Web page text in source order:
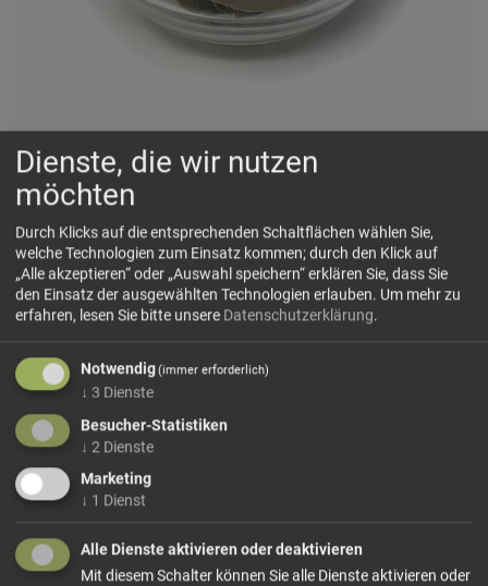
Lorbeerlaub Bruch
🍃Würzig herb, aromatisch tief und langsam entfaltend
🗺 Herkunft
Lorbeer stammt ursprünglich aus dem Mittelmeerraum und
verwurzelt. Der immergrüne Lorbeerbaum wächst
besonders gut in warmen, sonnigen Regionen...
mehr Infos +
Dieses Produkt führen wir lose.
Dienste, die wir nutzen
möchten
Durch Klicks auf die entsprechenden Schaltflächen wählen Sie,
welche Technologien zum Einsatz kommen; durch den Klick auf
„Alle akzeptieren“ oder „Auswahl speichern“ erklären Sie, dass Sie
den Einsatz der ausgewählten Technologien erlauben. Um mehr zu
erfahren, lesen Sie bitte unsere Datenschutzerklärung.
Notwendig(immer erforderlich)
↓ 3 Dienste
Besucher-Statistiken
↓ 2 Dienste
Marketing
↓ 1 Dienst
Alle Dienste aktivieren oder deaktivieren
Mit diesem Schalter können Sie alle Dienste aktivieren oder